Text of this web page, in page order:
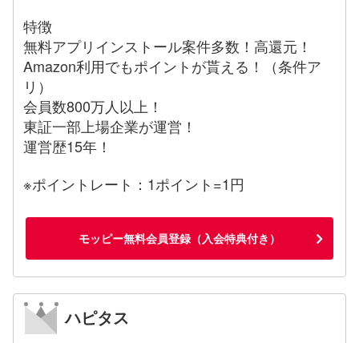
特徴
無料アプリインストール案件多数！高還元！
Amazon利用でもポイントが貰える！（条件ア
リ）
会員数800万人以上！
東証一部上場企業が運営！
運営歴15年！
※ポイントレート：1ポイント=1円
モッピー無料会員登録（入会特典付き）
ハピタス